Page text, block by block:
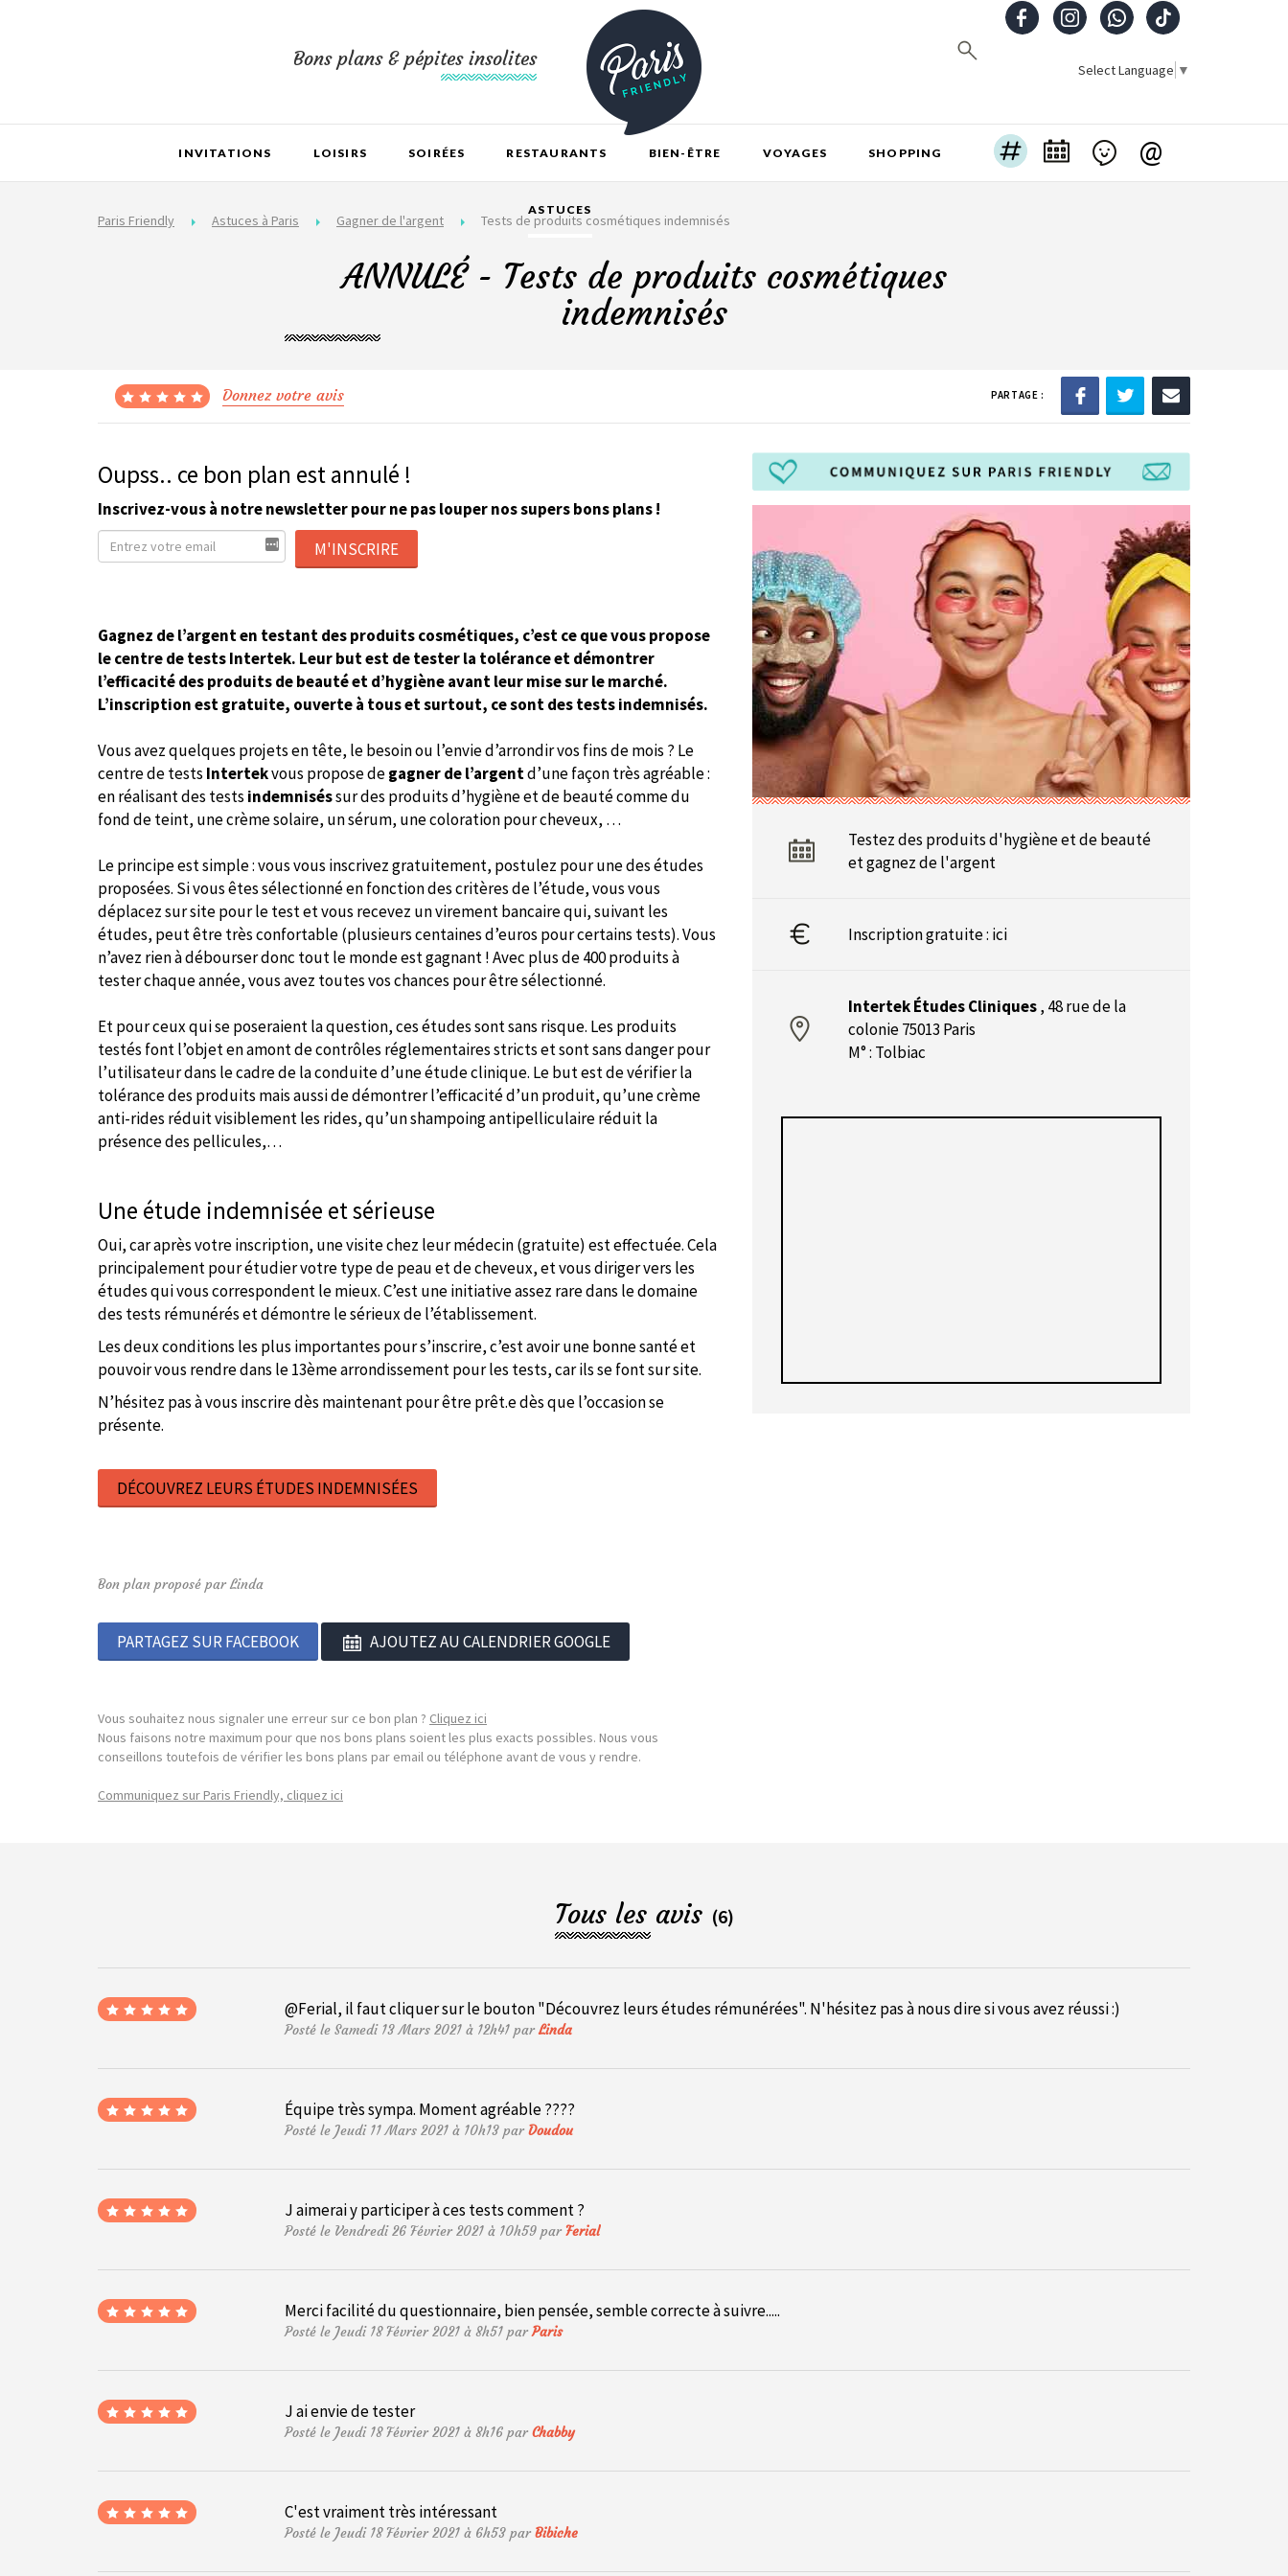
Bons plans & pépites insolites Select Language ▼
INVITATIONS LOISIRS SOIRÉES RESTAURANTS BIEN-ÊTRE VOYAGES SHOPPING
ASTUCES
@
Paris Friendly Astuces à Paris Gagner de l'argent Tests de produits cosmétiques indemnisés
ANNULÉ - Tests de produits cosmétiques
indemnisés
Donnez votre avis PARTAGE :
Oupss.. ce bon plan est annulé !
Inscrivez-vous à notre newsletter pour ne pas louper nos supers bons plans !
M'INSCRIRE
Gagnez de l’argent en testant des produits cosmétiques, c’est ce que vous propose
le centre de tests Intertek. Leur but est de tester la tolérance et démontrer
l’efficacité des produits de beauté et d’hygiène avant leur mise sur le marché.
L’inscription est gratuite, ouverte à tous et surtout, ce sont des tests indemnisés.
Vous avez quelques projets en tête, le besoin ou l’envie d’arrondir vos fins de mois ? Le
centre de tests Intertekvous propose degagner de l’argentd’une façon très agréable :
en réalisant des tests indemniséssur des produits d’hygiène et de beauté comme du
fond de teint, une crème solaire, un sérum, une coloration pour cheveux, …
Le principe est simple : vous vous inscrivez gratuitement, postulez pour une des études
proposées. Si vous êtes sélectionné en fonction des critères de l’étude, vous vous
déplacez sur site pour le test et vous recevez un virement bancaire qui, suivant les
études, peut être très confortable (plusieurs centaines d’euros pour certains tests). Vous
n’avez rien à débourser donc tout le monde est gagnant ! Avec plus de 400 produits à
tester chaque année, vous avez toutes vos chances pour être sélectionné.
Et pour ceux qui se poseraient la question, ces études sont sans risque. Les produits
testés font l’objet en amont de contrôles réglementaires stricts et sont sans danger pour
l’utilisateur dans le cadre de la conduite d’une étude clinique. Le but est de vérifier la
tolérance des produits mais aussi de démontrer l’efficacité d’un produit, qu’une crème
anti-rides réduit visiblement les rides, qu’un shampoing antipelliculaire réduit la
présence des pellicules,…
Une étude indemnisée et sérieuse
Oui, car après votre inscription, une visite chez leur médecin (gratuite) est effectuée. Cela
principalement pour étudier votre type de peau et de cheveux, et vous diriger vers les
études qui vous correspondent le mieux. C’est une initiative assez rare dans le domaine
des tests rémunérés et démontre le sérieux de l’établissement.
Les deux conditions les plus importantes pour s’inscrire, c’est avoir une bonne santé et
pouvoir vous rendre dans le 13ème arrondissement pour les tests, car ils se font sur site.
N’hésitez pas à vous inscrire dès maintenant pour être prêt.e dès que l’occasion se
présente.
DÉCOUVREZ LEURS ÉTUDES INDEMNISÉES
Bon plan proposé par Linda
PARTAGEZ SUR FACEBOOK AJOUTEZ AU CALENDRIER GOOGLE
Vous souhaitez nous signaler une erreur sur ce bon plan ? Cliquez ici
Nous faisons notre maximum pour que nos bons plans soient les plus exacts possibles. Nous vous
conseillons toutefois de vérifier les bons plans par email ou téléphone avant de vous y rendre.
Communiquez sur Paris Friendly, cliquez ici
Testez des produits d'hygiène et de beauté
et gagnez de l'argent
Inscription gratuite : ici
Intertek Études Cliniques, 48 rue de la
colonie 75013 Paris
M° : Tolbiac
Tous les avis (6)
@Ferial, il faut cliquer sur le bouton "Découvrez leurs études rémunérées". N'hésitez pas à nous dire si vous avez réussi :)
Posté le Samedi 13 Mars 2021 à 12h41 parLinda
Équipe très sympa. Moment agréable ????
Posté le Jeudi 11 Mars 2021 à 10h13 par Doudou
J aimerai y participer à ces tests comment ?
Posté le Vendredi 26 Février 2021 à 10h59 par Ferial
Merci facilité du questionnaire, bien pensée, semble correcte à suivre.....
Posté le Jeudi 18 Février 2021 à 8h51 parParis
J ai envie de tester
Posté le Jeudi 18 Février 2021 à 8h16 par Chabby
C'est vraiment très intéressant
Posté le Jeudi 18 Février 2021 à 6h53 par Bibiche